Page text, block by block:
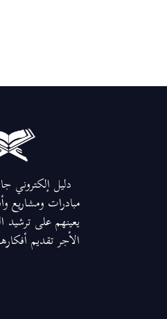
دليل إلكتروني
مبادرات ومشاريع
يعينهم على ترشيد
الأجر تقديم